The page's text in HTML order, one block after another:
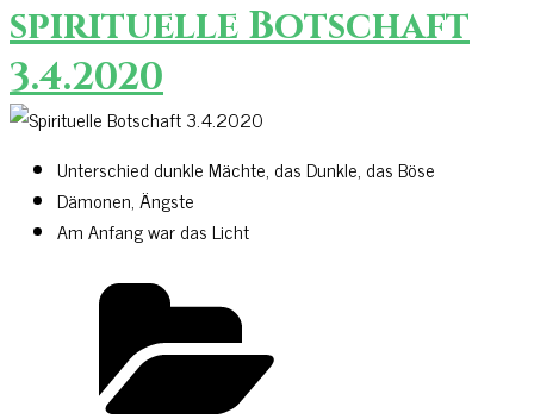
spirituelle Botschaft
3.4.2020
Unterschied dunkle Mächte, das Dunkle, das Böse
Dämonen, Ängste
Am Anfang war das Licht